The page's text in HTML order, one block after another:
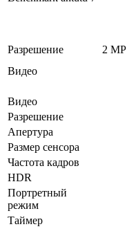
Разрешение
2 MP
Видео
Видео
Разрешение
Апертура
Размер сенсора
Частота кадров
HDR
Портретный
режим
Таймер